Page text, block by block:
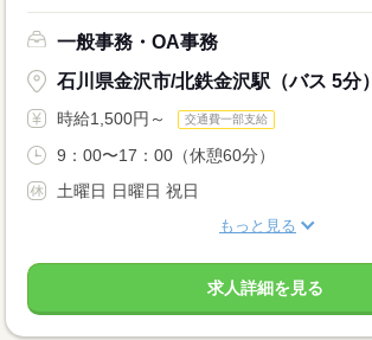
一般事務・OA事務
石川県金沢市/北鉄金沢駅（バス 5分）
時給1,500円～ 交通費一部支給
9：00〜17：00（休憩60分）
土曜日 日曜日 祝日
もっと見る
求人詳細を見る